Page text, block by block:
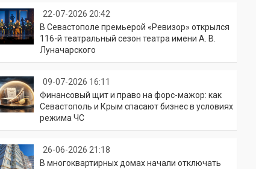
22-07-2026 20:42
В Севастополе премьерой «Ревизор» открылся
116-й театральный сезон театра имени А. В.
Луначарского
09-07-2026 16:11
Финансовый щит и право на форс-мажор: как
Севастополь и Крым спасают бизнес в условиях
режима ЧС
26-06-2026 21:18
В многоквартирных домах начали отключать